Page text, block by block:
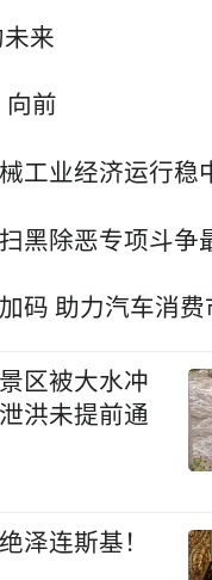
来
向前
工业经济运行稳
黑除恶专项斗争
码 助力汽车消费
区被大水冲
洪未提前通
泽连斯基！